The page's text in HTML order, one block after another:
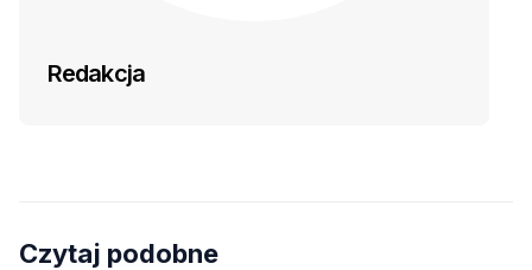
Redakcja
Czytaj podobne